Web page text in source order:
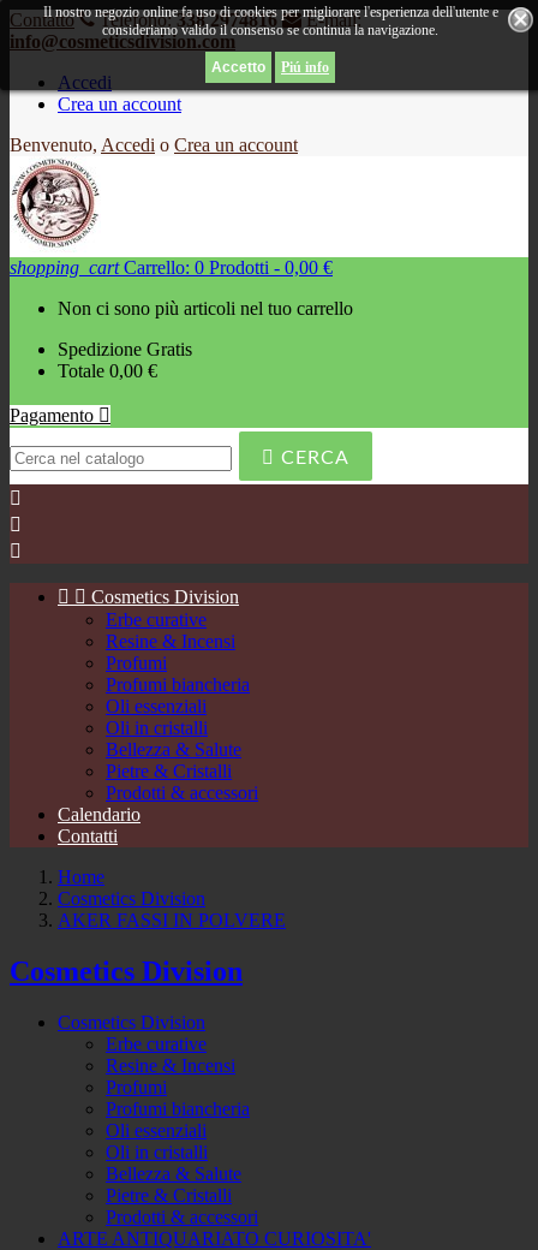
Contatto Telefono: 338 2974816
E-mail:
info@cosmeticsdivision.com
Accedi
Crea un account
Benvenuto, Accedi o Crea un account
shopping_cart Carrello: 0 Prodotti - 0,00 €
Non ci sono più articoli nel tuo carrello
Spedizione Gratis
Totale 0,00 €
Pagamento 
 CERCA
Il nostro negozio online fa uso di cookies per migliorare l'esperienza dell'utente e
consideriamo valido il consenso se continua la navigazione.
Piú info



  Cosmetics Division
Erbe curative
Resine & Incensi
Profumi
Profumi biancheria
Oli essenziali
Oli in cristalli
Bellezza & Salute
Pietre & Cristalli
Prodotti & accessori
Calendario
Contatti
Home
Cosmetics Division
AKER FASSI IN POLVERE
Cosmetics Division
Cosmetics Division
Erbe curative
Resine & Incensi
Profumi
Profumi biancheria
Oli essenziali
Oli in cristalli
Bellezza & Salute
Pietre & Cristalli
Prodotti & accessori
ARTE ANTIQUARIATO CURIOSITA'